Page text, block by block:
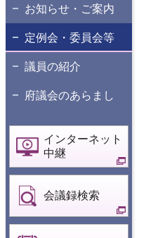
お知らせ・ご案内
定例会・委員会等
議員の紹介
府議会のあらまし
インターネット
中継
会議録検索